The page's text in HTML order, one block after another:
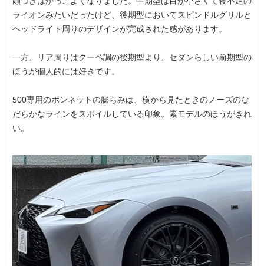
ライオンみたいだったけど、後期型においてスピンドルグリルと
ヘッドライト周りのデザインが完成された感があります。
一方、リア周りはクーペ調の後期型より、セダンらしい前期型の
ほうが個人的には好きです。
500専用のボンネットの膨らみは、横から見たときのノーズのな
だらかなラインをスポイルしている印象。素モデルのほうがきれ
い。